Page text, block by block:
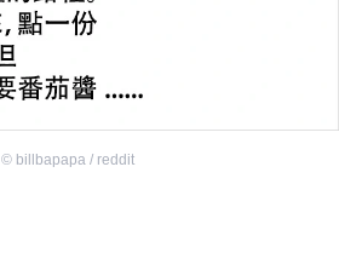
© billbapapa / reddit